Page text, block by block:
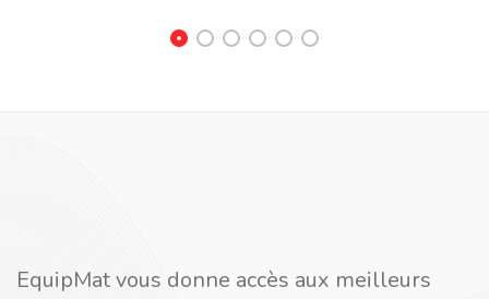
EquipMat vous donne accès aux meilleurs